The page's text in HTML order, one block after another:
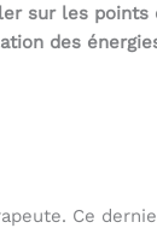
sur les points
des
Ce